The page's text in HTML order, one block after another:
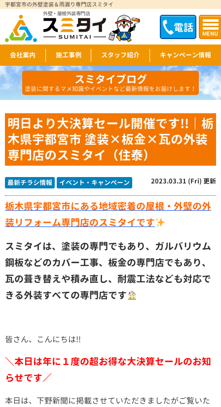
電話 MENU
宇都宮市の外壁塗装＆雨漏り専門店スミタイ
外壁・屋根外装専門店
会社案内 施工事例 スタッフ紹介 キャンペーン情報
スミタイブログ
塗装に関するマメ知識やイベントなど最新情報をお届けします！
明日より大決算セール開催です!!｜栃
木県宇都宮市 塗装×板金×瓦の外装
専門店のスミタイ（住泰）
最新チラシ情報 イベント・キャンペーン 2023.03.31 (Fri) 更新
栃木県宇都宮市にある地域密着の屋根・外壁の外
装リフォーム専門店のスミタイです
スミタイは、塗装の専門でもあり、ガルバリウム
鋼板などのカバー工事、板金の専門店でもあり、
瓦の葺き替えや積み直し、耐震工法なども対応で
きる外装すべての専門店です
皆さん、こんにちは!!
＼本日は年に１度の超お得な大決算セールのお知
らせです／
本日は、下野新聞に掲載させていただきましたがご覧いた